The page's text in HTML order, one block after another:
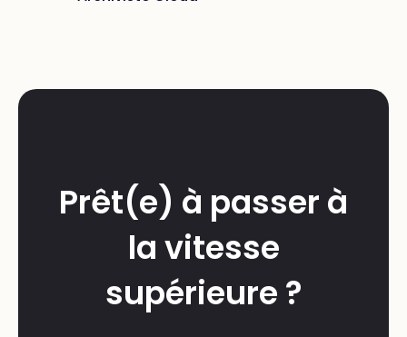
Prêt(e) à passer à
la vitesse
supérieure ?